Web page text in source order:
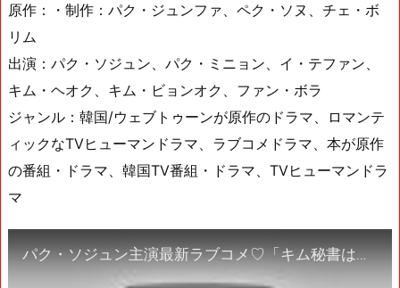
原作：・制作：パク・ジュンファ、ペク・ソヌ、チェ・ボ
リム
出演：パク・ソジュン、パク・ミニョン、イ・テファン、
キム・ヘオク、キム・ビョンオク、ファン・ボラ
ジャンル：韓国/ウェブトゥーンが原作のドラマ、ロマンテ
ィックなTVヒューマンドラマ、ラブコメドラマ、本が原作
の番組・ドラマ、韓国TV番組・ドラマ、TVヒューマンドラ
マ
パク・ソジュン主演最新ラブコメ♡「キム秘書はいったい、なぜ？」9.3 DVD&Blu-ray リリース